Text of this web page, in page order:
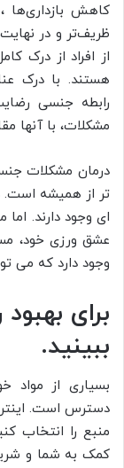
کاهش بازداری‌ها
ظریف‌تر و در
از افراد از درک
هستند. با درک
رابطه جنسی
مشکلات، با آنها
درمان مشکلات
تر از همیشه است.
ای وجود دارند.
عشق ورزی خود،
وجود دارد که می
برای
ببینید.
بسیاری از مواد
دسترس است.
منبع را انتخاب
کمک به شما و